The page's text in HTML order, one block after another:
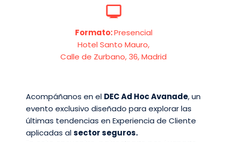
Formato:Presencial
Hotel Santo Mauro,
Calle de Zurbano, 36, Madrid
Acompáñanos en el DEC Ad Hoc Avanade, un
evento exclusivo diseñado para explorar las
últimas tendencias en Experiencia de Cliente
aplicadas alsector seguros.